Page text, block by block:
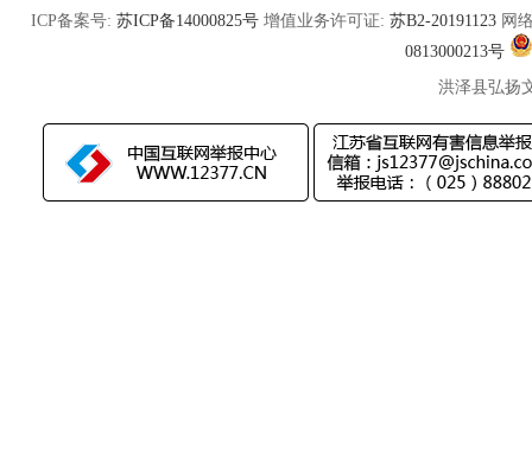
ICP备案号: 苏ICP备14000825号 增值业务许可证: 苏B2-20191123 网
0813000213号
洪泽县弘扬